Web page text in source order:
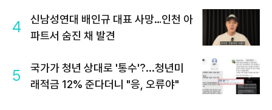
4
신남성연대 배인규 대표 사망…인천 아
파트서 숨진 채 발견
5
국가가 청년 상대로 '통수'?...청년미
래적금 12% 준다더니 "응, 오류야"